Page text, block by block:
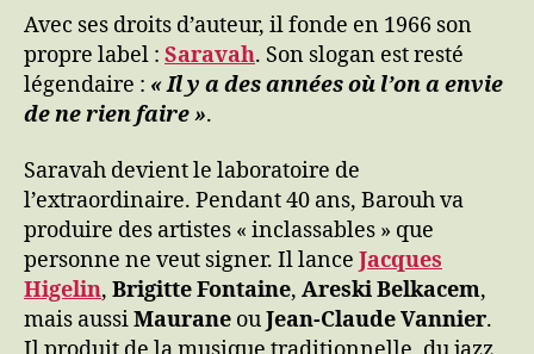
Avec ses droits d’auteur, il fonde en 1966 son
propre label : Saravah. Son slogan est resté
légendaire : « Il y a des années où l’on a envie
de ne rien faire ».
Saravah devient le laboratoire de
l’extraordinaire. Pendant 40 ans, Barouh va
produire des artistes « inclassables » que
personne ne veut signer. Il lance Jacques
Higelin, Brigitte Fontaine, Areski Belkacem,
mais aussiMaurane ouJean-Claude Vannier.